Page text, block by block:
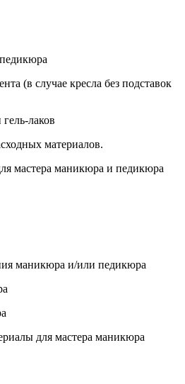
(в случае кресла без подставок
лаков
материалов.
мастера маникюра и педикюра
маникюра и/или педикюра
для мастера маникюра